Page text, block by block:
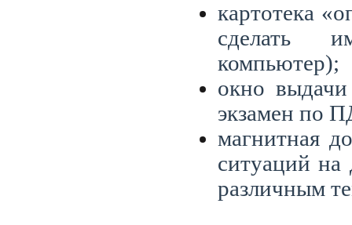
картотека
сделать
компьютер);
окно
экзамен по
магнитная
ситуаций на
различным